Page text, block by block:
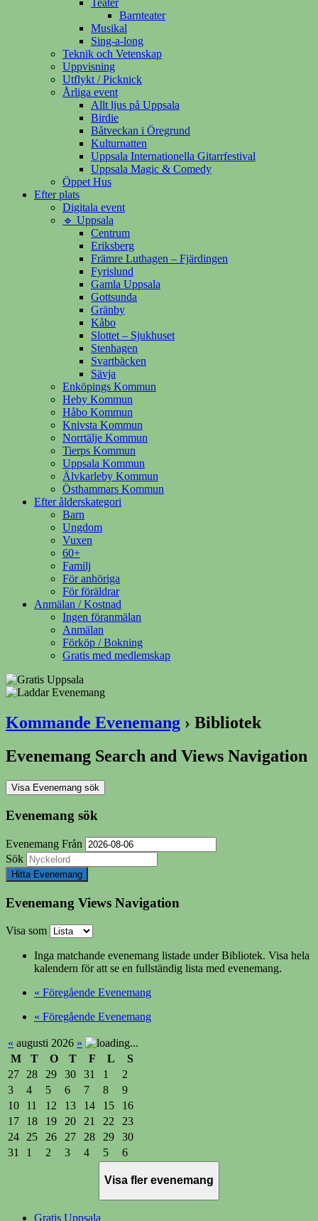
Teater
Barnteater
Musikal
Sing-a-long
Teknik och Vetenskap
Uppvisning
Utflykt / Picknick
Årliga event
Allt ljus på Uppsala
Birdie
Båtveckan i Öregrund
Kulturnatten
Uppsala Internationella Gitarrfestival
Uppsala Magic & Comedy
Öppet Hus
Efter plats
Digitala event
🔹 Uppsala
Centrum
Eriksberg
Främre Luthagen – Fjärdingen
Fyrislund
Gamla Uppsala
Gottsunda
Gränby
Kåbo
Slottet – Sjukhuset
Stenhagen
Svartbäcken
Sävja
Enköpings Kommun
Heby Kommun
Håbo Kommun
Knivsta Kommun
Norrtälje Kommun
Tierps Kommun
Uppsala Kommun
Älvkarleby Kommun
Östhammars Kommun
Efter ålderskategori
Barn
Ungdom
Vuxen
60+
Familj
För anhöriga
För föräldrar
Anmälan / Kostnad
Ingen föranmälan
Anmälan
Förköp / Bokning
Gratis med medlemskap
Kommande Evenemang › Bibliotek
Evenemang Search and Views Navigation
Visa Evenemang sök
Evenemang sök
Evenemang Från
Sök
Evenemang Views Navigation
Visa som
Inga matchande evenemang listade under Bibliotek. Visa hela
kalendern för att se en fullständig lista med evenemang.
« Föregående Evenemang
« Föregående Evenemang
« augusti 2026 »
M
T O T F L
S
27
28 29 30 31 1
2
3
4 5 6 7 8
9
10
11 12 13 14 15
16
17
18 19 20 21 22
23
24
25 26 27 28 29
30
31
1 2 3 4 5 6
Visa fler evenemang
Gratis Uppsala